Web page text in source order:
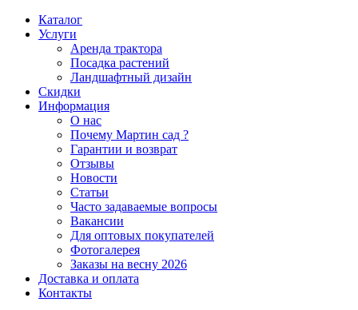
Каталог
Услуги
Аренда трактора
Посадка растений
Ландшафтный дизайн
Скидки
Информация
О нас
Почему Мартин сад ?
Гарантии и возврат
Отзывы
Новости
Статьи
Часто задаваемые вопросы
Вакансии
Для оптовых покупателей
Фотогалерея
Заказы на весну 2026
Доставка и оплата
Контакты